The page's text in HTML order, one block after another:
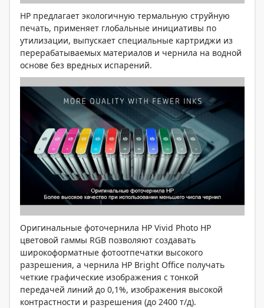
HP предлагает экологичную термальную струйную
печать, применяет глобальные инициативы по
утилизации, выпускает специальные картриджи из
перерабатываемых материалов и чернила на водной
основе без вредных испарений.
Оригинальные фоточернила HP Vivid Photo HP
цветовой гаммы RGB позволяют создавать
широкоформатные фотоотпечатки высокого
разрешения, а чернила HP Bright Office получать
четкие графические изображения с тонкой
передачей линий до 0,1%, изображения высокой
контрастности и разрешения (до 2400 т/д).